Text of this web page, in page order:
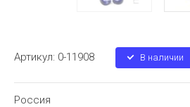
Артикул: 0-11908 В наличии
Россия